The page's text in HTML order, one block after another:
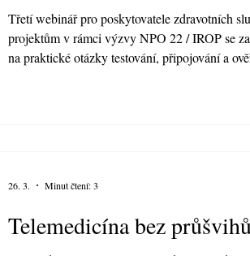
Třetí webinář pro poskytovatele zdravotních
projektům v rámci výzvy NPO 22 / IROP se
na praktické otázky testování, připojování a
Telemedicína bez
26. 3. Minut čtení: 3